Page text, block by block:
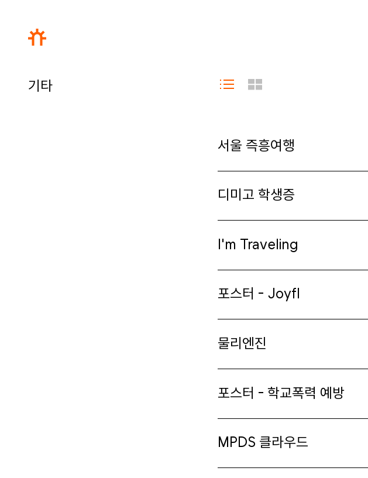
기타
서울 즉흥여행
디미고 학생증
I'm Traveling
포스터 - Joyfl
물리엔진
포스터 - 학교폭력 예방
MPDS 클라우드